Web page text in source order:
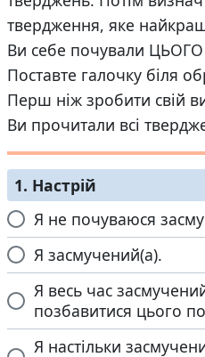
твердження, яке
Ви себе почували
Поставте галочку біля
Перш ніж зробити свій
Ви прочитали всі
1. Настрій
Я не почуваюся
Я засмучений(а).
Я весь час
позбавитися цього
Я настільки